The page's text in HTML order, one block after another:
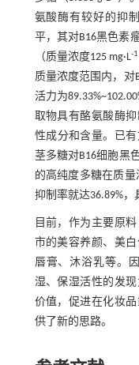
氨酸酶有较好的抑
平，其对B16黑色素
（质量浓度125 mg·L-1
质量浓度范围内，对
活力为
取物具有酪氨酸酶
性成分和含量。已有
茎多糖对B16细胞黑
的高纯度多糖在质量
抑制率就达36.89%，
目前，作为主要原
市的美容养颜、美
唇膏、沐浴乳等。
湿、保湿活性的发
价值，促进在化妆
供了新的思路。